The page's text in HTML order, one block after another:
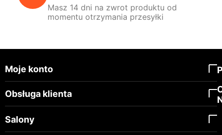
Masz 14 dni na zwrot produktu od
momentu otrzymania przesyłki
Moje konto
Obsługa klienta
Salony